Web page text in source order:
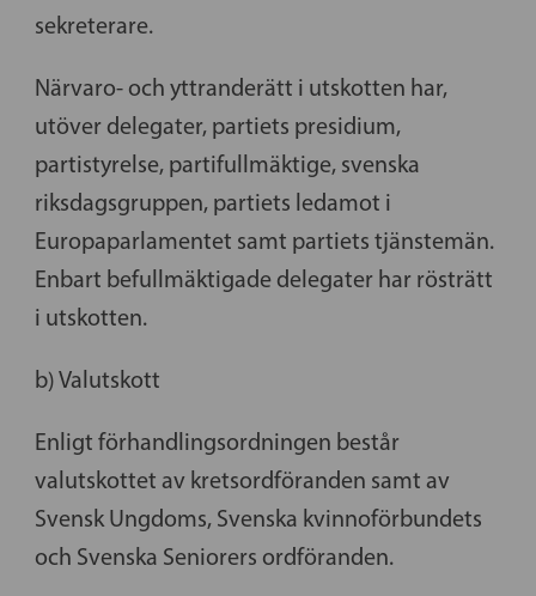
sekreterare.
Närvaro- och yttranderätt i utskotten har,
utöver delegater, partiets presidium,
partistyrelse, partifullmäktige, svenska
riksdagsgruppen, partiets ledamot i
Europaparlamentet samt partiets tjänstemän.
Enbart befullmäktigade delegater har rösträtt
i utskotten.
b) Valutskott
Enligt förhandlingsordningen består
valutskottet av kretsordföranden samt av
Svensk Ungdoms, Svenska kvinnoförbundets
och Svenska Seniorers ordföranden.